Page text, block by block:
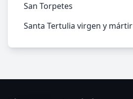
San Torpetes
Santa Tertulia virgen y mártir